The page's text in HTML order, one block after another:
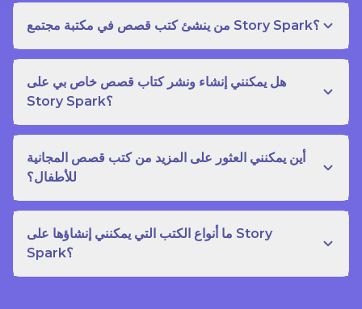
من ينشئ كتب قصص في مكتبة مجتمع Story Spark؟
هل يمكنني إنشاء ونشر كتاب قصص خاص بي على
Story Spark؟
أين يمكنني العثور على المزيد من كتب قصص المجانية
للأطفال؟
ما أنواع الكتب التي يمكنني إنشاؤها على Story
Spark؟